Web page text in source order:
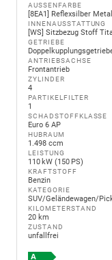
AUSSENFARBE
[8EA1] Reflexsilber
INNENAUSSTATTUNG
[WS] Sitzbezug Stoff
GETRIEBE
ANTRIEBSACHSE
Frontantrieb
ZYLINDER
4
PARTIKELFILTER
1
SCHADSTOFFKLASSE
Euro 6 AP
HUBRAUM
1.498 ccm
LEISTUNG
110 kW (150 PS)
KRAFTSTOFF
Benzin
KATEGORIE
SUV/Geländewagen/
KILOMETERSTAND
20 km
ZUSTAND
unfallfrei